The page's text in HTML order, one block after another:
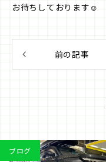
お待ちしております☺️
前の記事
ブログ